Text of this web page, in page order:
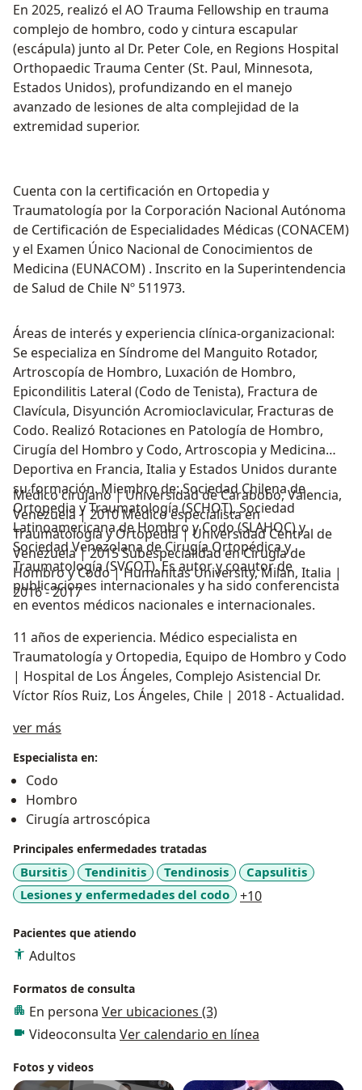
En 2025, realizó el AO Trauma Fellowship en trauma
complejo de hombro, codo y cintura escapular
(escápula) junto al Dr. Peter Cole, en Regions Hospital
Orthopaedic Trauma Center (St. Paul, Minnesota,
Estados Unidos), profundizando en el manejo
avanzado de lesiones de alta complejidad de la
extremidad superior.
Cuenta con la certificación en Ortopedia y
Traumatología por la Corporación Nacional Autónoma
de Certificación de Especialidades Médicas (CONACEM)
y el Examen Único Nacional de Conocimientos de
Medicina (EUNACOM) . Inscrito en la Superintendencia
de Salud de Chile Nº 511973.
Áreas de interés y experiencia clínica-organizacional:
Se especializa en Síndrome del Manguito Rotador,
Artroscopía de Hombro, Luxación de Hombro,
Epicondilitis Lateral (Codo de Tenista), Fractura de
Clavícula, Disyunción Acromioclavicular, Fracturas de
Codo. Realizó Rotaciones en Patología de Hombro,
Cirugía del Hombro y Codo, Artroscopia y Medicina
Deportiva en Francia, Italia y Estados Unidos durante
su formación.​ Miembro de: Sociedad Chilena de
Ortopedia y Traumatología (SCHOT), Sociedad
Latinoamericana de Hombro y Codo (SLAHOC) y
Sociedad Venezolana de Cirugía Ortopédica y
Traumatología (SVCOT). ​Es autor y coautor de
publicaciones internacionales y ha sido conferencista
en eventos médicos nacionales e internacionales.
Médico cirujano | Universidad de Carabobo, Valencia,
Venezuela | 2010 Médico especialista en
Traumatología y Ortopedia | Universidad Central de
Venezuela | 2015 Subespecialidad en Cirugía de
Hombro y Codo | Humanitas University, Milan, Italia |
2016 - 2017
11 años de experiencia. Médico especialista en
Traumatología y Ortopedia, Equipo de Hombro y Codo
| Hospital de Los Ángeles, Complejo Asistencial Dr.
Víctor Ríos Ruiz, Los Ángeles, Chile | 2018 - Actualidad.
ver más
Especialista en:
Codo
Hombro
Cirugía artroscópica
Principales enfermedades tratadas
Bursitis Tendinitis Tendinosis
Capsulitis
Lesiones y enfermedades del codo
+10
Pacientes que atiendo
Adultos
Formatos de consulta
En persona Ver ubicaciones (3)
Videoconsulta Ver calendario en línea
Fotos y videos